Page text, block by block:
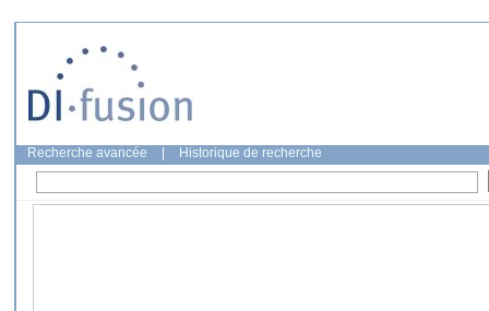
Recherche avancée Historique de recherche